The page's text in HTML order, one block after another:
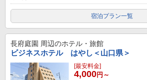
宿泊プラン一覧
長府庭園 周辺のホテル・旅館
ビジネスホテル はやし＜山口県＞
[最安料金]
4,000円～